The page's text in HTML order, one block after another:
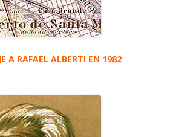
A RAFAEL ALBERTI EN 1982